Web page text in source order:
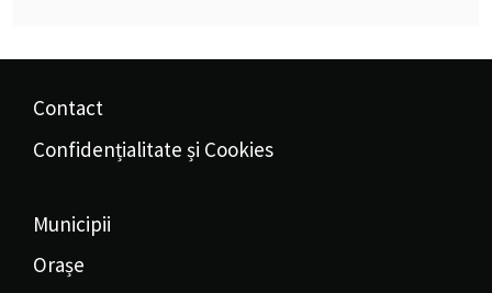
Contact
Confidențialitate și Cookies
Municipii
Orașe